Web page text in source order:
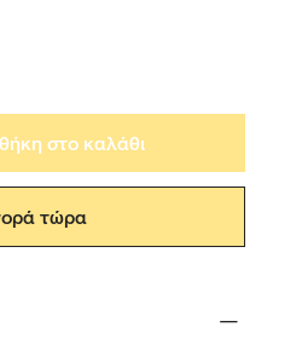
στο καλάθι
τώρα